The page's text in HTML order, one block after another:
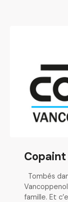
Copaint
Tombés
famille. Et